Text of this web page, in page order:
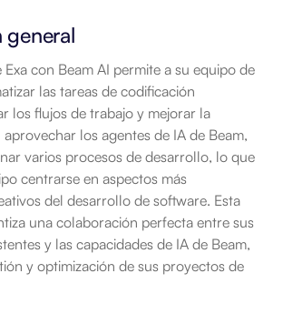
general
con Beam AI permite a su equipo de
las tareas de codificación
los flujos de trabajo y mejorar la
los agentes de IA de Beam,
varios procesos de desarrollo, lo que
centrarse en aspectos más
del desarrollo de software. Esta
una colaboración perfecta entre sus
y las capacidades de IA de Beam,
y optimización de sus proyectos de